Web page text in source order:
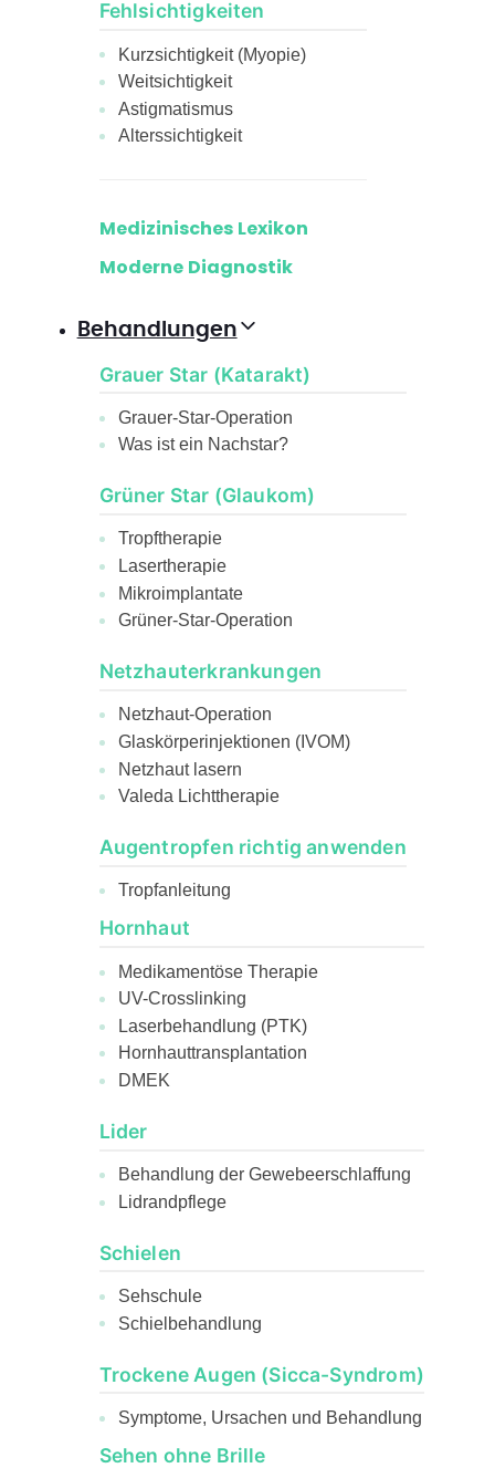
Fehlsichtigkeiten
Kurzsichtigkeit (Myopie)
Weitsichtigkeit
Astigmatismus
Alterssichtigkeit
Medizinisches Lexikon
Moderne Diagnostik
Behandlungen
Grauer Star (Katarakt)
Grauer-Star-Operation
Was ist ein Nachstar?
Grüner Star (Glaukom)
Tropftherapie
Lasertherapie
Mikroimplantate
Grüner-Star-Operation
Netzhauterkrankungen
Netzhaut-Operation
Glaskörperinjektionen (IVOM)
Netzhaut lasern
Valeda Lichttherapie
Augentropfen richtig anwenden
Tropfanleitung
Hornhaut
Medikamentöse Therapie
UV-Crosslinking
Laserbehandlung (PTK)
Hornhauttransplantation
DMEK
Lider
Behandlung der Gewebeerschlaffung
Lidrandpflege
Schielen
Sehschule
Schielbehandlung
Trockene Augen (Sicca-Syndrom)
Symptome, Ursachen und Behandlung
Sehen ohne Brille